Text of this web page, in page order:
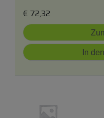
€ 72,32
In